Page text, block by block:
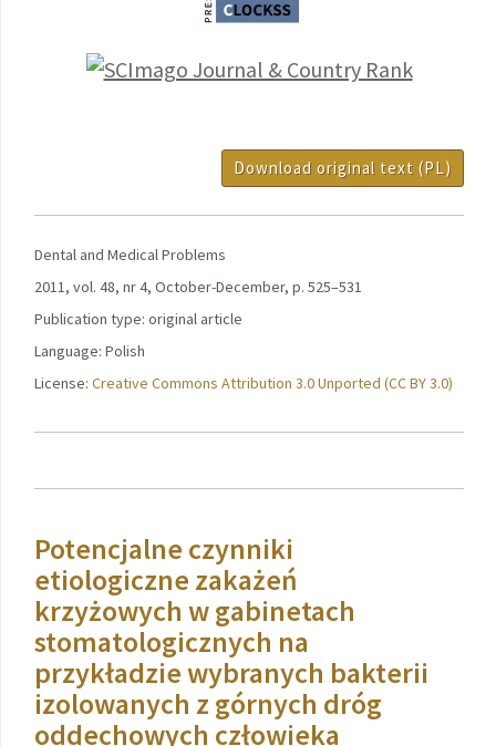
Download original text (PL)
Dental and Medical Problems
2011, vol. 48, nr 4, October-December, p. 525–531
Publication type: original article
Language: Polish
License: Creative Commons Attribution 3.0 Unported (CC BY 3.0)
Potencjalne czynniki
etiologiczne zakażeń
krzyżowych w gabinetach
stomatologicznych na
przykładzie wybranych bakterii
izolowanych z górnych dróg
oddechowych człowieka